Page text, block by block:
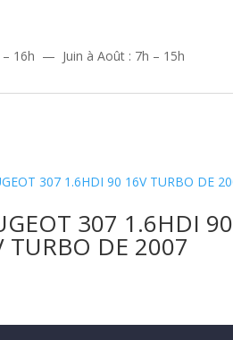
16h — Juin à Août : 7h – 15h
307 1.6HDI 90
TURBO DE 2007